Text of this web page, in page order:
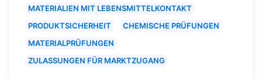
MATERIALIEN MIT LEBENSMITTELKONTAKT
PRODUKTSICHERHEIT
CHEMISCHE PRÜFUNGEN
MATERIALPRÜFUNGEN
ZULASSUNGEN FÜR MARKTZUGANG